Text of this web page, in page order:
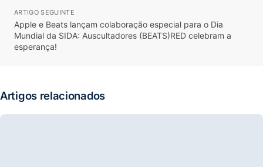
ARTIGO SEGUINTE
Apple e Beats lançam colaboração especial para o Dia
Mundial da SIDA: Auscultadores (BEATS)RED celebram a
esperança!
Artigos relacionados